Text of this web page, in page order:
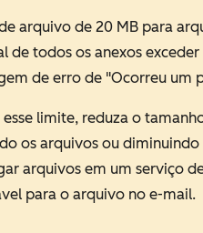
arquivo de 20 MB para
de todos os anexos
de erro de "Ocorreu um
limite, reduza o
os arquivos ou
arquivos em um serviço
para o arquivo no e-mail.